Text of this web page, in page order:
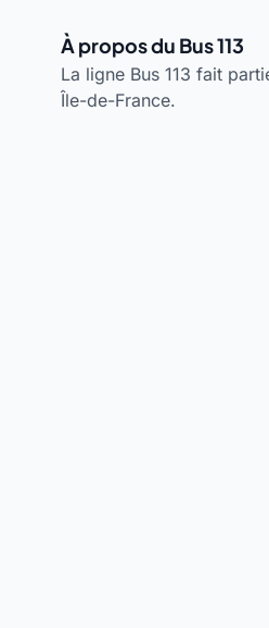
À propos du Bus 113
La ligne Bus 113 fait
Île-de-France.